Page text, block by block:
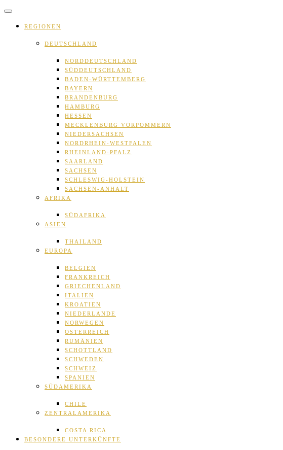
Skip
contentREGIONEN
DEUTSCHLAND
NORDDEUTSCHLAND
SÜDDEUTSCHLAND
BADEN-WÜRTTEMBERG
BAYERN
BRANDENBURG
HAMBURG
HESSEN
MECKLENBURG VORPOMMERN
NIEDERSACHSEN
NORDRHEIN-WESTFALEN
RHEINLAND-PFALZ
SAARLAND
SACHSEN
SCHLESWIG-HOLSTEIN
SACHSEN-ANHALT
AFRIKA
SÜDAFRIKA
ASIEN
THAILAND
EUROPA
BELGIEN
FRANKREICH
GRIECHENLAND
ITALIEN
KROATIEN
NIEDERLANDE
NORWEGEN
ÖSTERREICH
RUMÄNIEN
SCHOTTLAND
SCHWEDEN
SCHWEIZ
SPANIEN
SÜDAMERIKA
CHILE
ZENTRALAMERIKA
COSTA RICA
BESONDERE UNTERKÜNFTE